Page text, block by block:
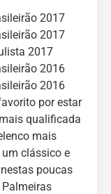
2017
2017
2017
2016
2016
por estar
qualificada
mais
clássico e
poucas